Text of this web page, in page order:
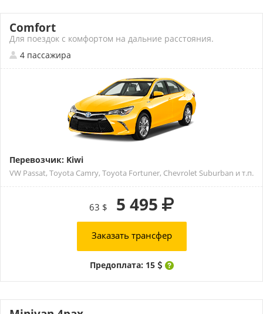
Comfort
Для поездок с комфортом на дальние расстояния.
4 пассажира
Перевозчик: Kiwi
VW Passat, Toyota Camry, Toyota Fortuner, Chevrolet Suburban и т.п.
63 $ 5 495
Заказать трансфер
Предоплата: 15